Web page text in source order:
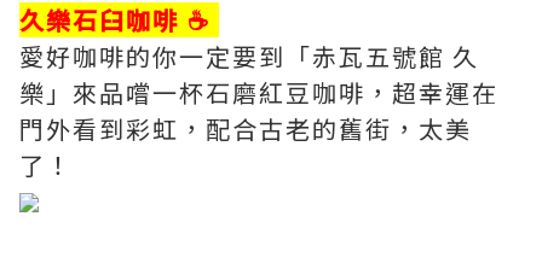
久樂石臼咖啡 ☕️
愛好咖啡的你一定要到「赤瓦五號館 久
樂」來品嚐一杯石磨紅豆咖啡，超幸運在
門外看到彩虹，配合古老的舊街，太美
了！